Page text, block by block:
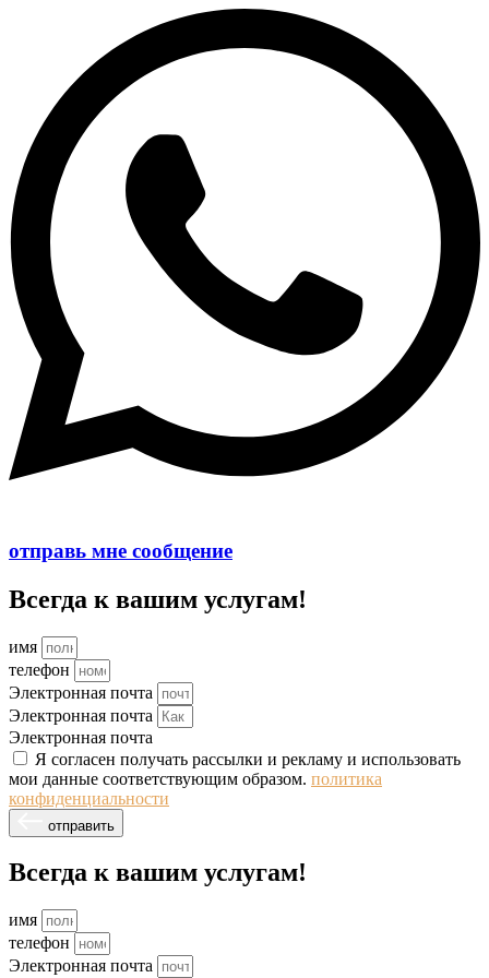
отправь мне сообщение
Всегда к вашим услугам!
имя
телефон
Электронная почта
Электронная почта
Электронная почта
Я согласен получать рассылки и рекламу и использовать
мои данные соответствующим образом. политика
конфиденциальности
отправить
Всегда к вашим услугам!
имя
телефон
Электронная почта